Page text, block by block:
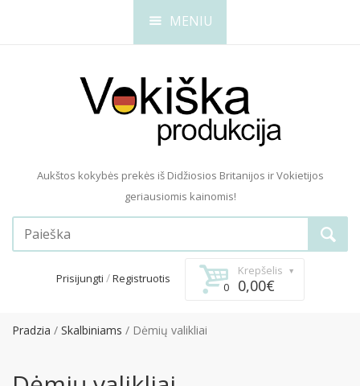
MENIU
Aukštos kokybės prekės iš Didžiosios Britanijos ir Vokietijos
geriausiomis kainomis!
Prisijungti /Registruotis
Krepšelis
0
0,00€
Pradzia Skalbiniams Dėmių valikliai